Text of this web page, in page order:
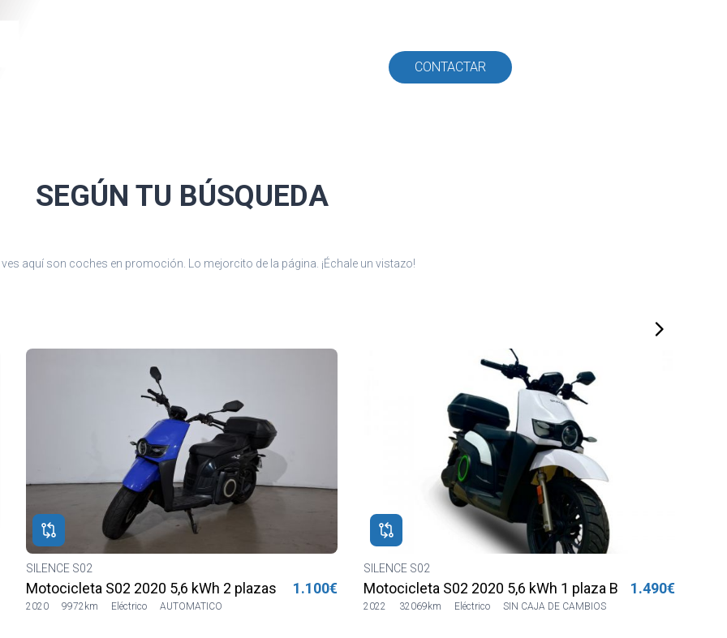
en
CONTACTAR
SEGÚN TU BÚSQUEDA
aquí son coches en promoción. Lo mejorcito de la página. ¡Échale un vistazo!
SILENCE S02
Motocicleta S02 2020 5,6 kWh 1 plaza Blanca
2022 32069km Eléctrico SIN CAJA DE CAMBIOS
1.490€
SILENCE S02
Motocicleta S02 2022 5,6kWh 2pl Azul Sharing
2022 7232km Eléctrico AUTOMATICO
1.490€